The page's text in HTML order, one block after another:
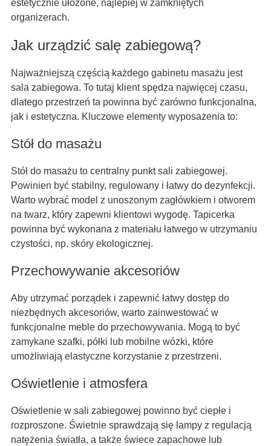
estetycznie ułożone, najlepiej w zamkniętych
organizerach.
Jak urządzić salę zabiegową?
Najważniejszą częścią każdego gabinetu masażu jest
sala zabiegowa. To tutaj klient spędza najwięcej czasu,
dlatego przestrzeń ta powinna być zarówno funkcjonalna,
jak i estetyczna. Kluczowe elementy wyposażenia to:
Stół do masażu
Stół do masażu to centralny punkt sali zabiegowej.
Powinien być stabilny, regulowany i łatwy do dezynfekcji.
Warto wybrać model z unoszonym zagłówkiem i otworem
na twarz, który zapewni klientowi wygodę. Tapicerka
powinna być wykonana z materiału łatwego w utrzymaniu
czystości, np. skóry ekologicznej.
Przechowywanie akcesoriów
Aby utrzymać porządek i zapewnić łatwy dostęp do
niezbędnych akcesoriów, warto zainwestować w
funkcjonalne meble do przechowywania. Mogą to być
zamykane szafki, półki lub mobilne wózki, które
umożliwiają elastyczne korzystanie z przestrzeni.
Oświetlenie i atmosfera
Oświetlenie w sali zabiegowej powinno być ciepłe i
rozproszone. Świetnie sprawdzają się lampy z regulacją
natężenia światła, a także świece zapachowe lub